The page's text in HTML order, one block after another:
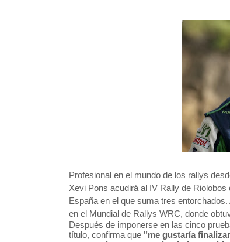
Profesional en el mundo de los rallys
Xevi Pons acudirá al IV Rally de
España en el que suma tres
en el Mundial de Rallys WRC, donde
Después de imponerse en las cinco
título, confirma que "me gustaría